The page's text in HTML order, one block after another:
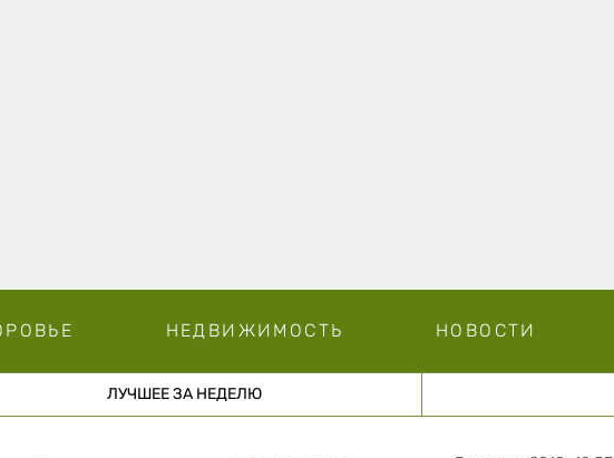
НЕДВИЖИМОСТЬ НОВОСТИ
ЛУЧШЕЕ ЗА НЕДЕЛЮ